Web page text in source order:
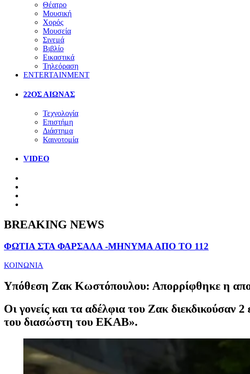
Θέατρο
Μουσική
Χορός
Μουσεία
Σινεμά
Βιβλίο
Εικαστικά
Τηλεόραση
ENTERTAINMENT
22ΟΣ ΑΙΩΝΑΣ
Τεχνολογία
Επιστήμη
Διάστημα
Καινοτομία
VIDEO
BREAKING NEWS
ΦΩΤΙΑ ΣΤΑ ΦΑΡΣΑΛΑ -ΜΗΝΥΜΑ ΑΠΟ ΤΟ 112
ΚΟΙΝΩΝΙΑ
Υπόθεση Ζακ Κωστόπουλου: Απορρίφθηκε η
Οι γονείς και τα αδέλφια του Ζακ
του διασώστη του ΕΚΑΒ».